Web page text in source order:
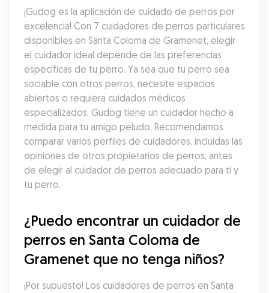
¡Gudog es la aplicación de cuidado de perros por
excelencia! Con 7 cuidadores de perros particulares
disponibles en Santa Coloma de Gramenet, elegir
el cuidador ideal depende de las preferencias
específicas de tu perro. Ya sea que tu perro sea
sociable con otros perros, necesite espacios
abiertos o requiera cuidados médicos
especializados, Gudog tiene un cuidador hecho a
medida para tu amigo peludo. Recomendamos
comparar varios perfiles de cuidadores, incluidas las
opiniones de otros propietarios de perros, antes
de elegir al cuidador de perros adecuado para ti y
tu perro.
¿Puedo encontrar un cuidador de
perros en Santa Coloma de
Gramenet que no tenga niños?
¡Por supuesto! Los cuidadores de perros en Santa